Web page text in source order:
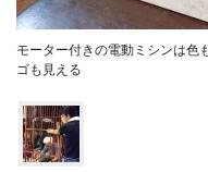
モーター付きの電動ミシンは色
ゴも見える